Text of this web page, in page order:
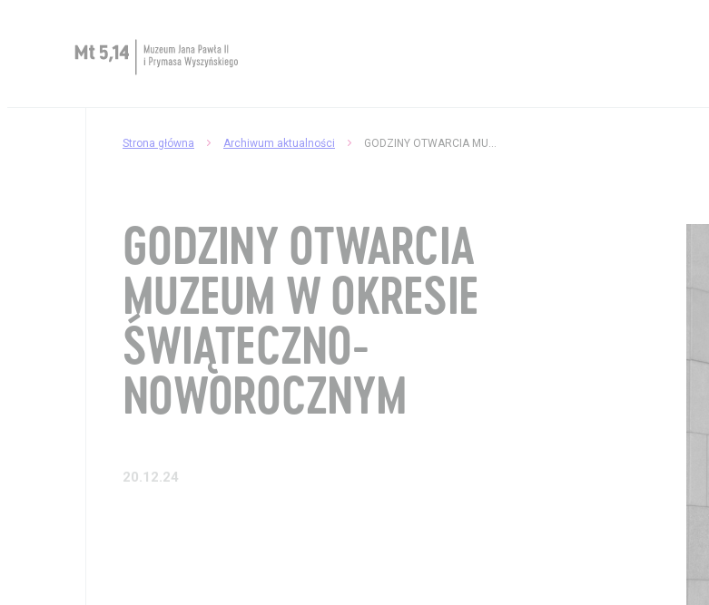
Muzeum dostępne
Kup bilet
Sklep
Kontakt i Zespół
Strona główna Archiwum aktualności GODZINY OTWARCIA MUZEUM W OKRESIE ŚWIĄTECZNO-NOWOROCZNYM
GODZINY OTWARCIA
MUZEUM W OKRESIE
ŚWIĄTECZNO-
NOWOROCZNYM
20.12.24